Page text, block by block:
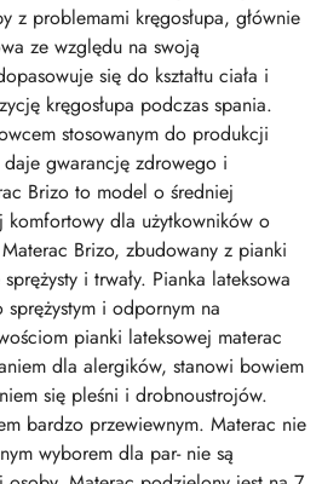
z problemami kręgosłupa, głównie
ze względu na swoją
się do kształtu ciała i
kręgosłupa podczas spania.
stosowanym do produkcji
gwarancję zdrowego i
Brizo to model o średniej
dla użytkowników o
Brizo, zbudowany z pianki
i trwały. Pianka lateksowa
i odpornym na
pianki lateksowej materac
dla alergików, stanowi bowiem
się pleśni i drobnoustrojów.
bardzo przewiewnym. Materac nie
wyborem dla par- nie są